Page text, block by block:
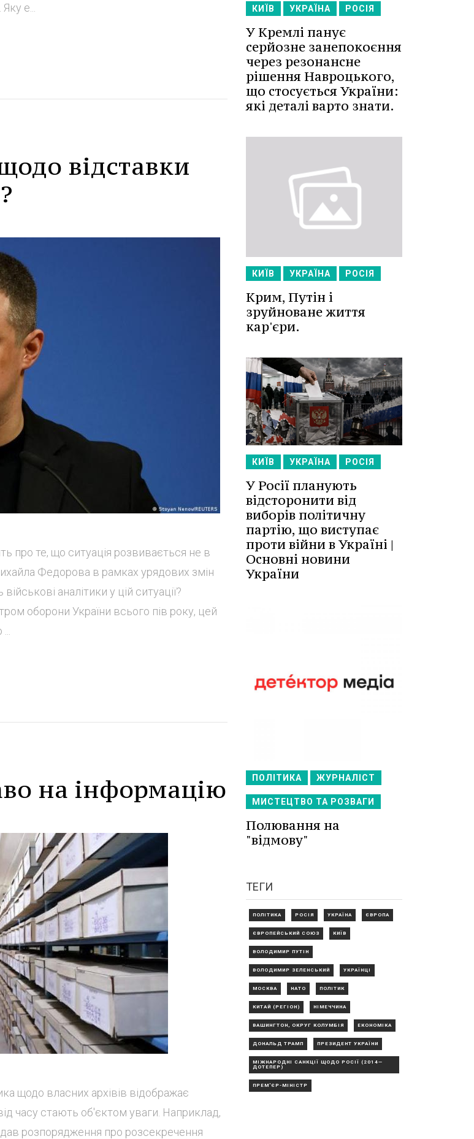
е...
відставки
про те, що ситуація розвивається не в
Федорова в рамках урядових змін
аналітики у цій ситуації?
оборони України всього пів року, цей
на інформацію
щодо власних архівів відображає
часу стають об'єктом уваги. Наприклад,
розпорядження про розсекречення
КИЇВ УКРАЇНА РОСІЯ
У Кремлі панує
серйозне занепокоєння
через резонансне
рішення Навроцького,
що стосується України:
які деталі варто знати.
КИЇВ УКРАЇНА РОСІЯ
Крим, Путін і
зруйноване життя
кар'єри.
КИЇВ УКРАЇНА РОСІЯ
У Росії планують
відсторонити від
виборів політичну
партію, що виступає
проти війни в Україні |
Основні новини
України
ПОЛІТИКА ЖУРНАЛІСТ
МИСТЕЦТВО ТА РОЗВАГИ
Полювання на
"відмову"
ТЕГИ
ПОЛІТИКА РОСІЯ УКРАЇНА ЄВРОПА
ЄВРОПЕЙСЬКИЙ СОЮЗ КИЇВ
ВОЛОДИМИР ПУТІН
ВОЛОДИМИР ЗЕЛЕНСЬКИЙ УКРАЇНЦІ
МОСКВА НАТО ПОЛІТИК
КИТАЙ (РЕГІОН) НІМЕЧЧИНА
ВАШИНГТОН, ОКРУГ КОЛУМБІЯ ЕКОНОМІКА
ДОНАЛЬД ТРАМП ПРЕЗИДЕНТ УКРАЇНИ
МІЖНАРОДНІ САНКЦІЇ ЩОДО РОСІЇ (2014—
ДОТЕПЕР)
ПРЕМ'ЄР-МІНІСТР